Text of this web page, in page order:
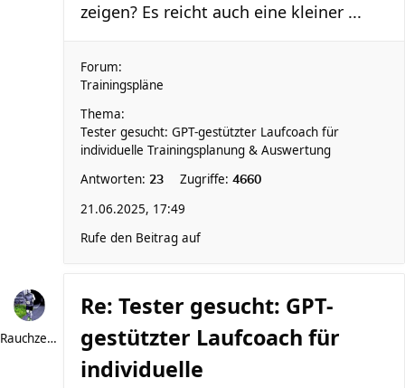
zeigen? Es reicht auch eine kleiner ...
Forum:
Trainingspläne
Thema:
Tester gesucht: GPT-gestützter Laufcoach für
individuelle Trainingsplanung & Auswertung
Antworten: 23 Zugriffe: 4660
21.06.2025, 17:49
Rufe den Beitrag auf
Rauchzeichen
Re: Tester gesucht: GPT-
gestützter Laufcoach für
individuelle